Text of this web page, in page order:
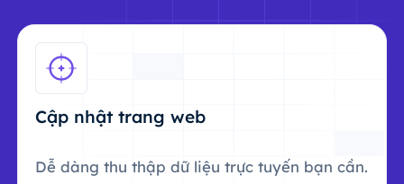
Cập nhật trang web
Dễ dàng thu thập dữ liệu trực tuyến bạn cần.